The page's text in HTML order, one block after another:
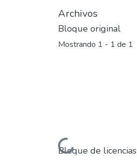
Archivos
Bloque original
Mostrando 1 - 1 de 1
Cargando...
Bloque de licencias